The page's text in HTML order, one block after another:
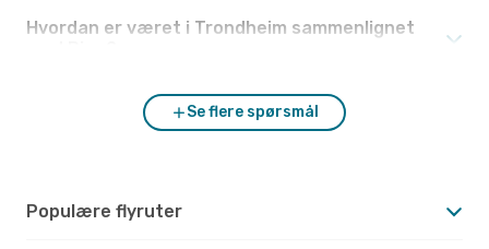
Hvordan er været i Trondheim sammenlignet
Se flere spørsmål
Populære flyruter